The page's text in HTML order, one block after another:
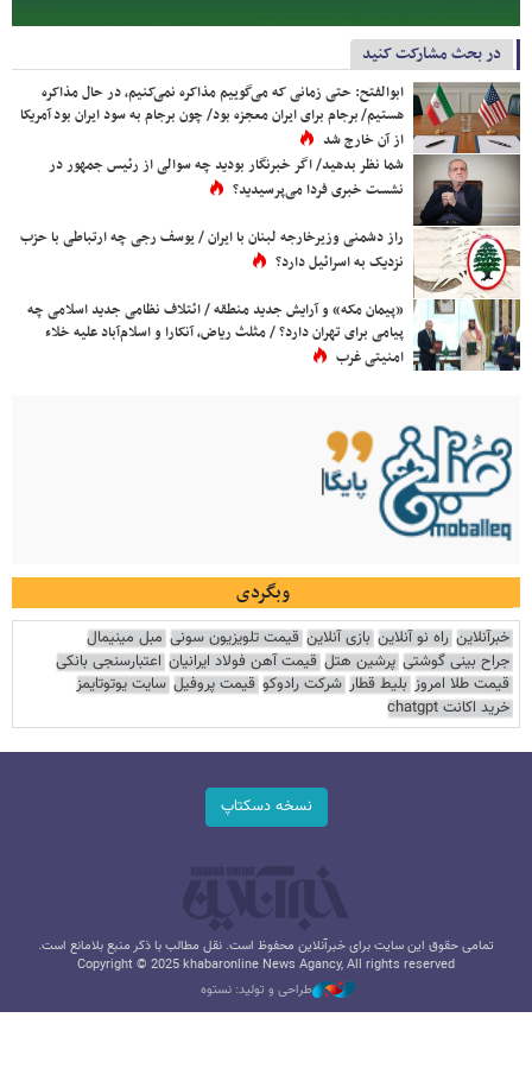
در بحث مشارکت کنید
ابوالفتح: حتی زمانی که می‌گوییم مذاکره نمی‌کنیم، در حال مذاکره
هستیم/ برجام برای ایران معجزه بود/ چون برجام به سود ایران بود آمریکا
از آن خارج شد
شما نظر بدهید/ اگر خبرنگار بودید چه سوالی از رئیس جمهور در
نشست خبری فردا می‌پرسیدید؟
راز دشمنی وزیرخارجه لبنان با ایران / یوسف رجی چه ارتباطی با حزب
نزدیک به اسرائیل دارد؟
«پیمان مکه» و آرایش جدید منطقه / ائتلاف نظامی جدید اسلامی چه
پیامی برای تهران دارد؟ / مثلث ریاض، آنکارا و اسلام‌آباد علیه خلاء
امنیتی غرب
وبگردی
خبرآنلاین راه نو آنلاین بازی آنلاین قیمت تلویزیون سونی مبل مینیمال
جراح بینی گوشتی پرشین هتل قیمت آهن فولاد ایرانیان اعتبارسنجی بانکی
قیمت طلا امروز بلیط قطار شرکت رادوکو قیمت پروفیل سایت یوتوتایمز
خرید اکانت chatgpt
نسخه دسکتاپ
تمامی حقوق این سایت برای خبرآنلاین محفوظ است. نقل مطالب با ذکر منبع بلامانع است.
Copyright © 2025 khabaronline News Agancy, All rights reserved
طراحی و تولید: نستوه